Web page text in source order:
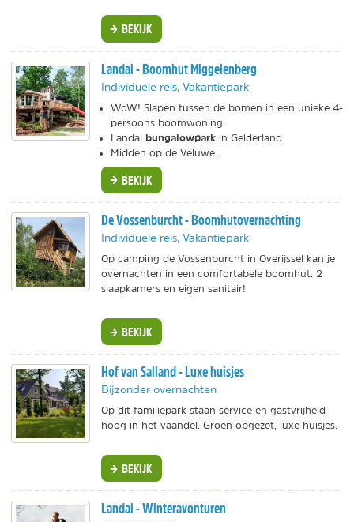
BEKIJK
Landal - Boomhut Miggelenberg
Individuele reis, Vakantiepark
WoW! Slapen tussen de bomen in een unieke 4-
persoons boomwoning.
Landal bungalowpark in Gelderland.
Midden op de Veluwe.
BEKIJK
De Vossenburcht - Boomhutovernachting
Individuele reis, Vakantiepark
Op camping de Vossenburcht in Overijssel kan je
overnachten in een comfortabele boomhut. 2
slaapkamers en eigen sanitair!
BEKIJK
Hof van Salland - Luxe huisjes
Bijzonder overnachten
Op dit familiepark staan service en gastvrijheid
hoog in het vaandel. Groen opgezet, luxe huisjes.
BEKIJK
Landal - Winteravonturen